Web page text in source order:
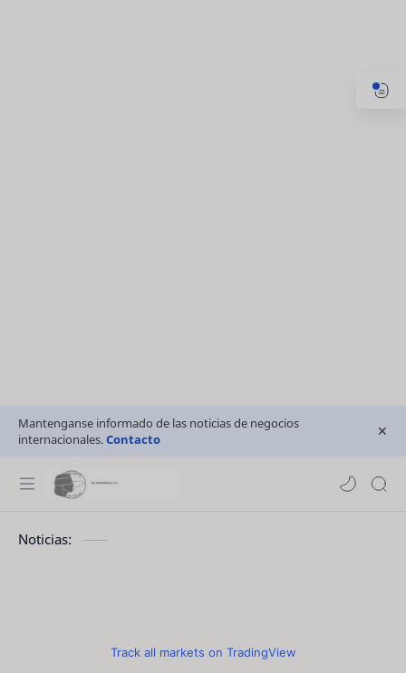
Mantenganse informado de las noticias de negocios
internacionales.Contacto
Noticias:
Track all markets on TradingView